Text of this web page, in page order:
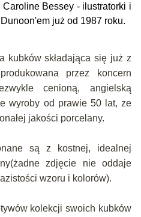
Caroline Bessey - ilustratorki i
już od 1987 roku.
kubków składająca się już z
przez koncern
cenioną, angielską
wyroby od prawie 50 lat, ze
jakości porcelany.
są z kostnej, idealnej
zdjęcie nie oddaje
wzoru i kolorów).
kolekcji swoich kubków